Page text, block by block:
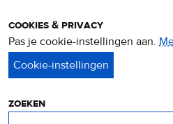
cookies & privacy
Pas je cookie-instellingen aan.
zoeken